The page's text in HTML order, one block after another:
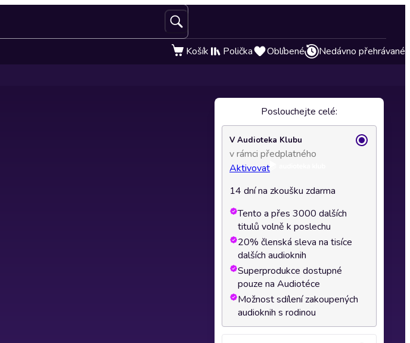
Košík Polička Oblíbené Nedávno přehrávané
Poslouchejte celé:
V Audioteka Klubu
v rámci předplatného
Aktivovat
14 dní na zkoušku zdarma
Tento a přes 3000 dalších
titulů volně k poslechu
20% členská sleva na tisíce
dalších audioknih
Superprodukce dostupné
pouze na Audiotéce
Možnost sdílení zakoupených
audioknih s rodinou